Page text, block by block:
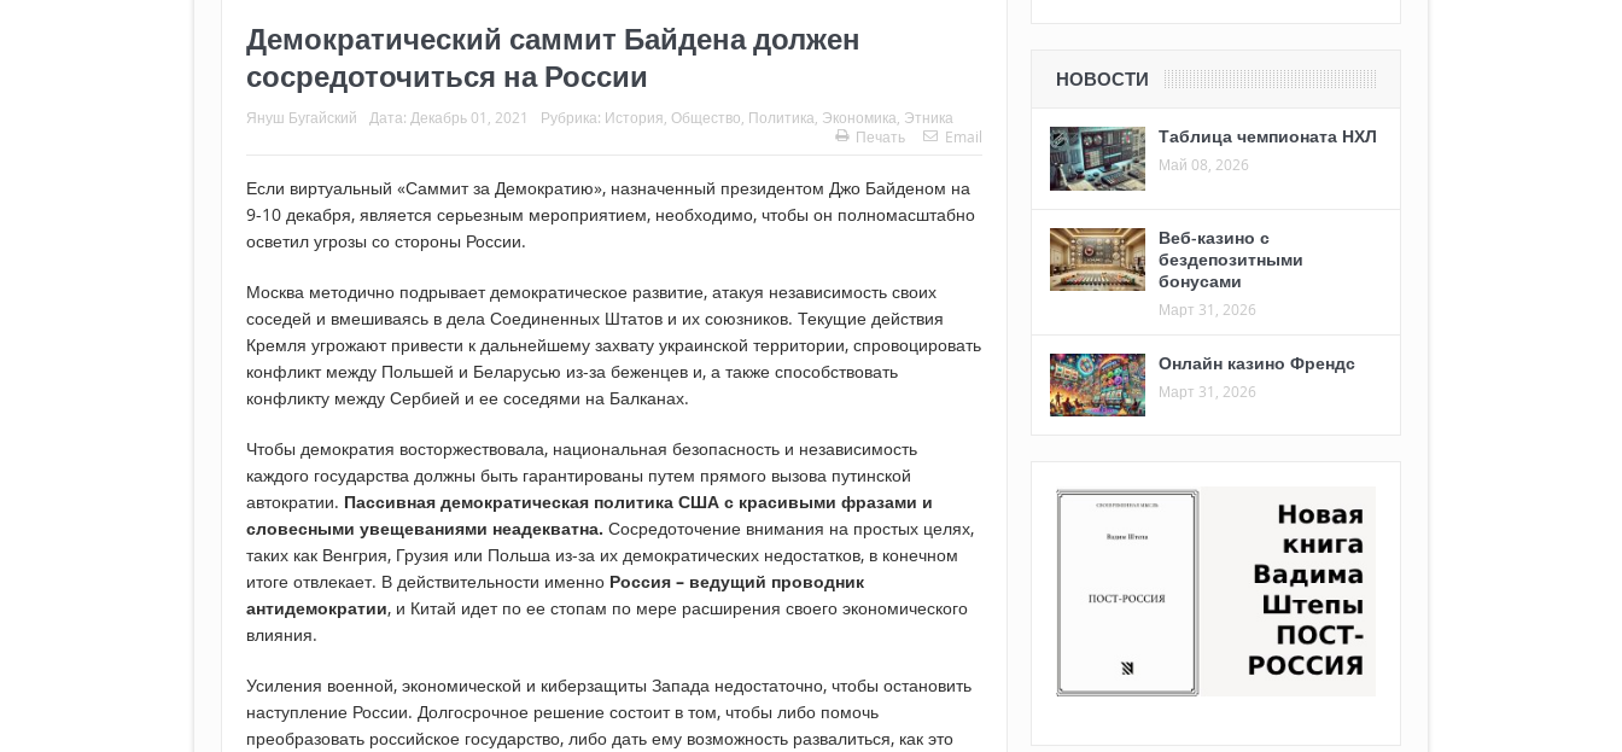
Демократический саммит Байдена должен
сосредоточиться на России
Януш Бугайский Дата: Декабрь 01, 2021 Рубрика: История Общество Политика Экономика Этника
Печать
Email
Если виртуальный «Саммит за Демократию», назначенный президентом Джо Байденом на
9-10 декабря, является серьезным мероприятием, необходимо, чтобы он полномасштабно
осветил угрозы со стороны России.
Москва методично подрывает демократическое развитие, атакуя независимость своих
соседей и вмешиваясь в дела Соединенных Штатов и их союзников. Текущие действия
Кремля угрожают привести к дальнейшему захвату украинской территории, спровоцировать
конфликт между Польшей и Беларусью из-за беженцев и, а также способствовать
конфликту между Сербией и ее соседями на Балканах.
Чтобы демократия восторжествовала, национальная безопасность и независимость
каждого государства должны быть гарантированы путем прямого вызова путинской
автократии. Пассивная демократическая политика США с красивыми фразами и
словесными увещеваниями неадекватна. Сосредоточение внимания на простых целях,
таких как Венгрия, Грузия или Польша из-за их демократических недостатков, в конечном
итоге отвлекает. В действительности именно Россия – ведущий проводник
антидемократии, и Китай идет по ее стопам по мере расширения своего экономического
влияния.
Усиления военной, экономической и киберзащиты Запада недостаточно, чтобы остановить
наступление России. Долгосрочное решение состоит в том, чтобы либо помочь
преобразовать российское государство, либо дать ему возможность развалиться, как это
НОВОСТИ
Таблица чемпионата НХЛ
Май 08, 2026
Веб-казино с
бездепозитными
бонусами
Март 31, 2026
Онлайн казино Френдс
Март 31, 2026